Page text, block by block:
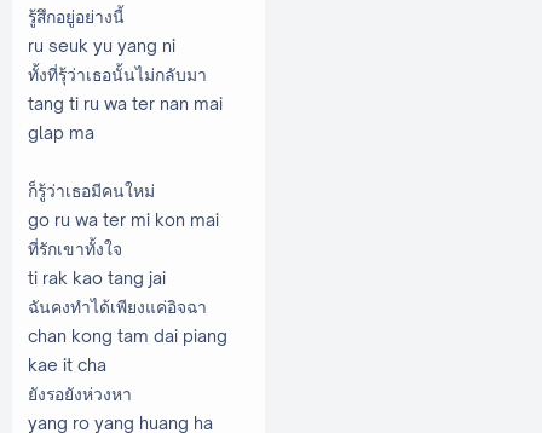
รู้สึกอยู่อย่างนี้
ru seuk yu yang ni
ทั้งที่รุ้ว่าเธอนั้นไม่กลับมา
tang ti ru wa ter nan mai
glap ma
ก็รู้ว่าเธอมีคนใหม่
go ru wa ter mi kon mai
ที่รักเขาทั้งใจ
ti rak kao tang jai
ฉันคงทําได้เพียงแค่อิจฉา
chan kong tam dai piang
kae it cha
ยังรอยังห่วงหา
yang ro yang huang ha